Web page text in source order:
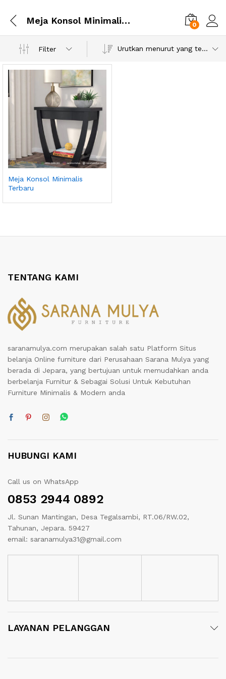
Meja Konsol Minimalis Terbaru 0
Filter Urutkan menurut yang terbaru
Meja Konsol Minimalis
Terbaru
TENTANG KAMI
saranamulya.com merupakan salah satu Platform Situs
belanja Online furniture dari Perusahaan Sarana Mulya yang
berada di Jepara, yang bertujuan untuk memudahkan anda
berbelanja Furnitur & Sebagai Solusi Untuk Kebutuhan
Furniture Minimalis & Modern anda
HUBUNGI KAMI
Call us on WhatsApp
0853 2944 0892
Jl. Sunan Mantingan, Desa Tegalsambi, RT.06/RW.02,
Tahunan, Jepara. 59427
email: saranamulya31@gmail.com
LAYANAN PELANGGAN